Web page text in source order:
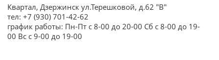
Квартал, Дзержинск ул.Терешковой, д.62 "В"
тел: +7 (930) 701-42-62
график работы: Пн-Пт с 8-00 до 20-00 Сб с 8-00 до 19-
00 Вс с 9-00 до 19-00